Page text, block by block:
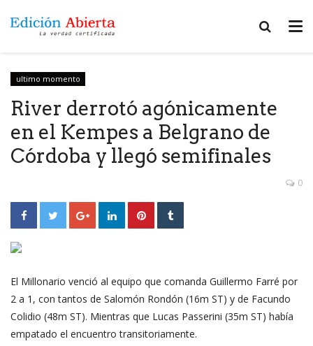
ultimo momento
River derrotó agónicamente
en el Kempes a Belgrano de
Córdoba y llegó semifinales
0
El Millonario venció al equipo que comanda Guillermo Farré por
2 a 1, con tantos de Salomón Rondón (16m ST) y de Facundo
Colidio (48m ST). Mientras que Lucas Passerini (35m ST) había
empatado el encuentro transitoriamente.